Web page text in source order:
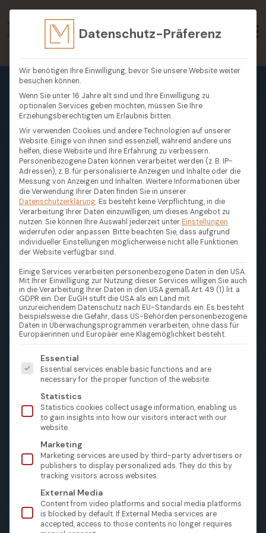
Datenschutz-Präferenz
Wir benötigen Ihre Einwilligung, bevor Sie unsere Website weiter
besuchen können.
Wenn Sie unter 16 Jahre alt sind und Ihre Einwilligung zu
optionalen Services geben möchten, müssen Sie Ihre
Erziehungsberechtigten um Erlaubnis bitten.
Wir verwenden Cookies und andere Technologien auf unserer
Website. Einige von ihnen sind essenziell, während andere uns
helfen, diese Website und Ihre Erfahrung zu verbessern.
Personenbezogene Daten können verarbeitet werden (z. B. IP-
Adressen), z. B. für personalisierte Anzeigen und Inhalte oder die
Messung von Anzeigen und Inhalten.Weitere Informationen über
die Verwendung Ihrer Daten finden Sie in unserer
Datenschutzerklärung. Es besteht keine Verpflichtung, in die
Verarbeitung Ihrer Daten einzuwilligen, um dieses Angebot zu
nutzen. Sie können Ihre Auswahl jederzeit unter Einstellungen
widerrufen oder anpassen. Bitte beachten Sie, dass aufgrund
individueller Einstellungen möglicherweise nicht alle Funktionen
der Website verfügbar sind.
Einige Services verarbeiten personenbezogene Daten in den USA.
Mit Ihrer Einwilligung zur Nutzung dieser Services willigen Sie auch
in die Verarbeitung Ihrer Daten in den USA gemäß Art. 49 (1) lit. a
GDPR ein. Der EuGH stuft die USA als ein Land mit
unzureichendem Datenschutz nach EU-Standards ein. Es besteht
beispielsweise die Gefahr, dass US-Behörden personenbezogene
Daten in Überwachungsprogrammen verarbeiten, ohne dass für
Europäerinnen und Europäer eine Klagemöglichkeit besteht.
Es folgt eine Liste der Service-Gruppen, für die eine
Essential
Essential services enable basic functions and are
necessary for the proper function of the website.
Statistics
Statistics cookies collect usage information, enabling us
to gain insights into how our visitors interact with our
website.
Marketing
Marketing services are used by third-party advertisers or
publishers to display personalized ads. They do this by
tracking visitors across websites.
External Media
Content from video platforms and social media platforms
is blocked by default. If External Media services are
accepted, access to those contents no longer requires